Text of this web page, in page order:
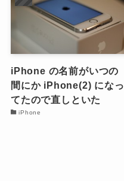
iPhone の名前がいつの
間にか iPhone(2) になっ
てたので直しといた
iPhone